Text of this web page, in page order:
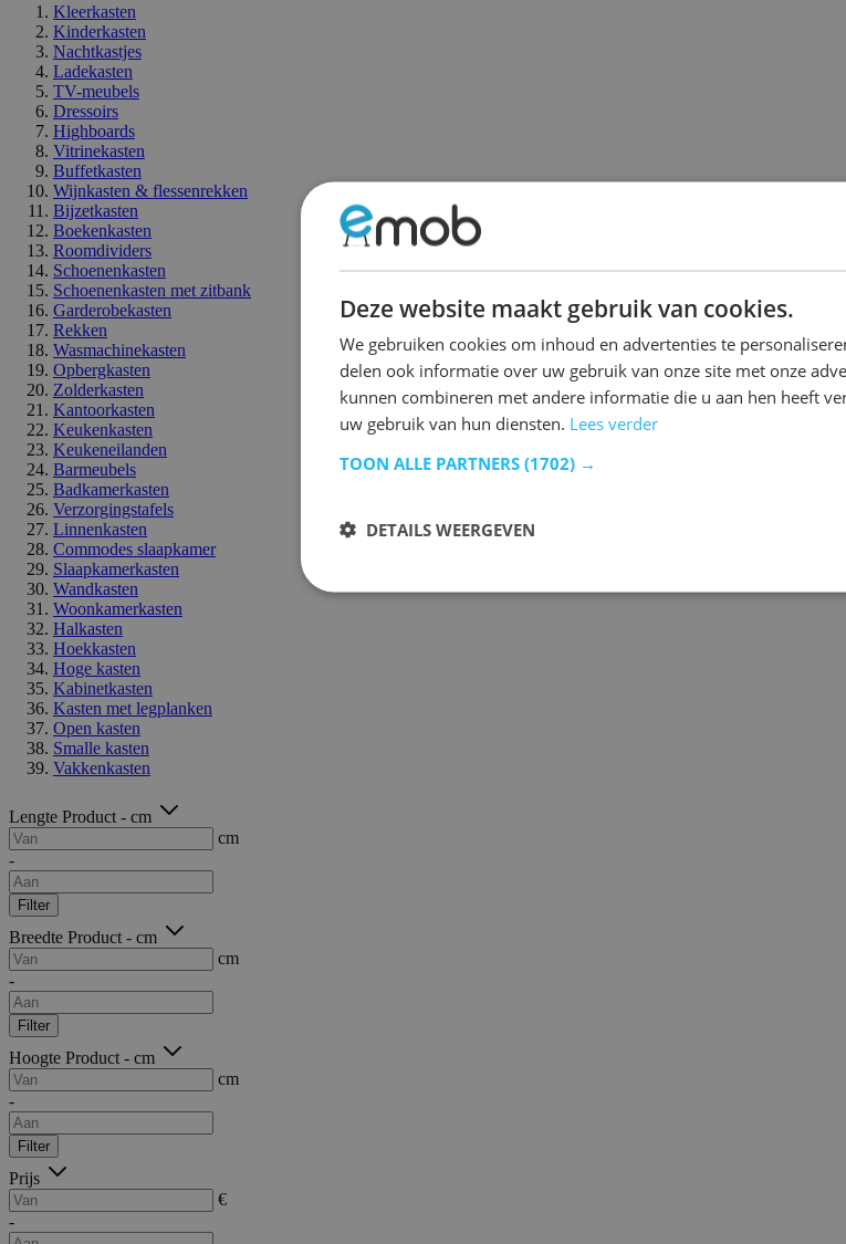
Kleerkasten
Kinderkasten
Nachtkastjes
Ladekasten
TV-meubels
Dressoirs
Highboards
Vitrinekasten
Buffetkasten
Wijnkasten & flessenrekken
Bijzetkasten
Boekenkasten
Roomdividers
Schoenenkasten
Schoenenkasten met zitbank
Garderobekasten
Rekken
Wasmachinekasten
Opbergkasten
Zolderkasten
Kantoorkasten
Keukenkasten
Keukeneilanden
Barmeubels
Badkamerkasten
Verzorgingstafels
Linnenkasten
Commodes slaapkamer
Slaapkamerkasten
Wandkasten
Woonkamerkasten
Halkasten
Hoekkasten
Hoge kasten
Kabinetkasten
Kasten met legplanken
Open kasten
Smalle kasten
Vakkenkasten
Lengte Product - cm
cm
-
Filter
Breedte Product - cm
cm
-
Filter
Hoogte Product - cm
cm
-
Filter
Prijs
€
-
Deze website maakt gebruik van cookies.
We gebruiken cookies om inhoud en advertenties te
delen ook informatie over uw gebruik van onze site met onze
kunnen combineren met andere informatie die u aan hen heeft
uw gebruik van hun diensten. Lees verder
TOON ALLE PARTNERS (1702) →
DETAILS WEERGEVEN